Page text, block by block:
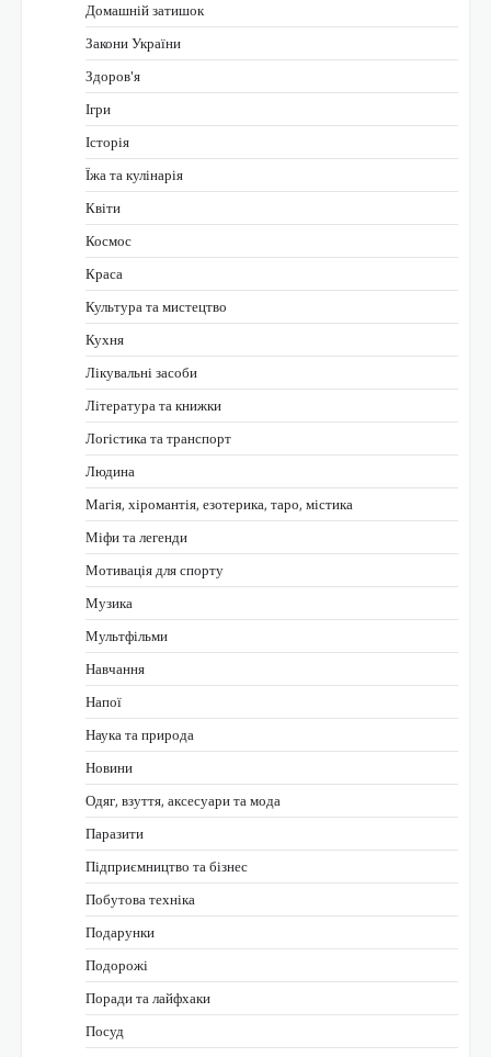
Домашній затишок
Закони України
Здоров'я
Ігри
Історія
Їжа та кулінарія
Квіти
Космос
Краса
Культура та мистецтво
Кухня
Лікувальні засоби
Література та книжки
Логістика та транспорт
Людина
Магія, хіромантія, езотерика, таро, містика
Міфи та легенди
Мотивація для спорту
Музика
Мультфільми
Навчання
Напої
Наука та природа
Новини
Одяг, взуття, аксесуари та мода
Паразити
Підприємництво та бізнес
Побутова техніка
Подарунки
Подорожі
Поради та лайфхаки
Посуд